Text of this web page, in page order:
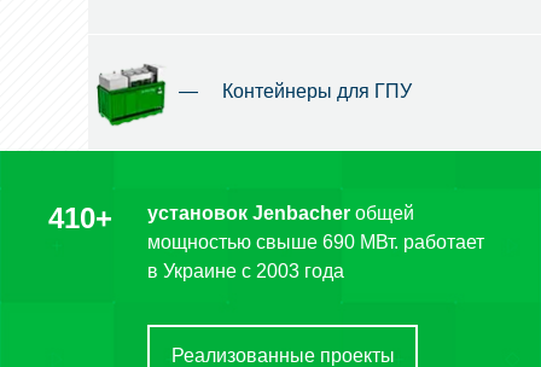
— Контейнеры для ГПУ
410+ установок Jenbacher общей
мощностью свыше 690 МВт. работает
в Украине c 2003 года
Реализованные проекты